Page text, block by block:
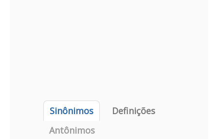
Sinônimos
Definições
Antônimos